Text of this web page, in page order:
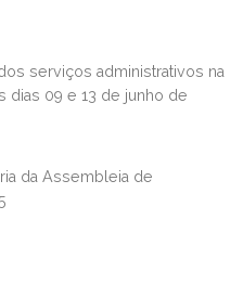
serviços administrativos na
dias 09 e 13 de junho de
da Assembleia de